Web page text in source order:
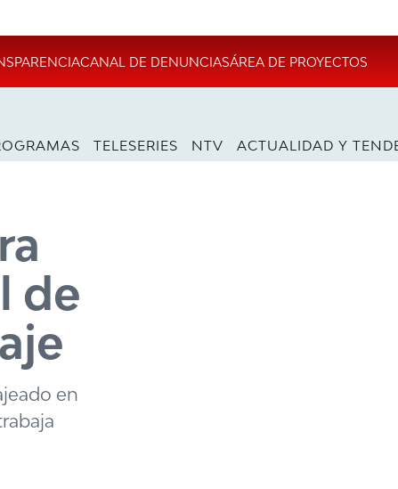
CANAL DE DENUNCIASÁREA DE PROYECTOS
TELESERIES NTV ACTUALIDAD Y
de
en